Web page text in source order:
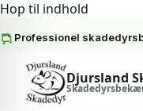
Hop til indhold
Professionel
Spring til indhold
Djursland